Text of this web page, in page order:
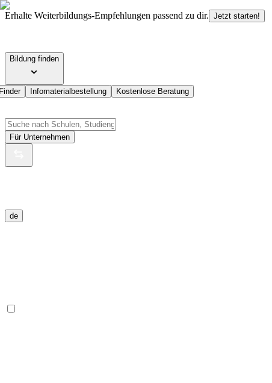
Erhalte Weiterbildungs-Empfehlungen passend zu dir. Jetzt starten!
Bildung finden
Infomaterialbestellung Kostenlose Beratung
Für Unternehmen
de